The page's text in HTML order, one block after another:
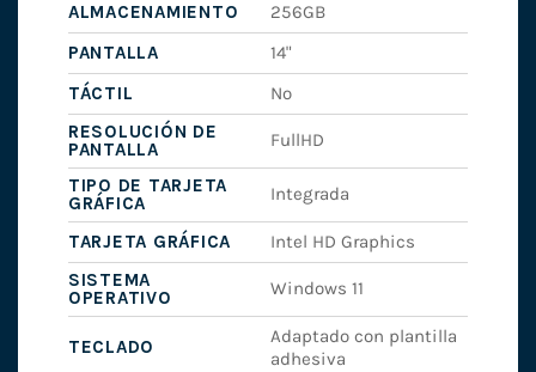
ALMACENAMIENTO
256GB
PANTALLA
14"
TÁCTIL
No
RESOLUCIÓN DE
PANTALLA
FullHD
TIPO DE TARJETA
GRÁFICA
Integrada
TARJETA GRÁFICA
Intel HD Graphics
SISTEMA
OPERATIVO
Windows 11
TECLADO
Adaptado con plantilla
adhesiva